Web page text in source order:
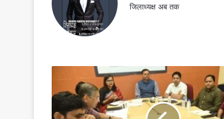
जिलाध्यक्ष अब तक